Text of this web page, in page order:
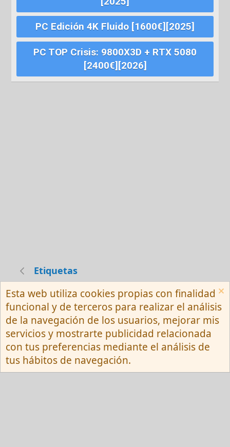
PC Edición 4K Fluido [1600€][2025]
PC TOP Crisis: 9800X3D + RTX 5080
[2400€][2026]
Etiquetas
Español (Neutro) Tu
Contactarnos
Términos y reglas
Privacy policy
Ayuda
R
S
S
Community platform by XenForo ® © 2010-
2026 XenForo Ltd.
Esta web utiliza cookies propias con finalidad
funcional y de terceros para realizar el análisis
de la navegación de los usuarios, mejorar mis
servicios y mostrarte publicidad relacionada
con tus preferencias mediante el análisis de
tus hábitos de navegación.